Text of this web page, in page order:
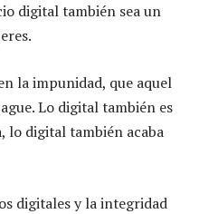
digital también sea un
la impunidad, que aquel
Lo digital también es
lo digital también acaba
digitales y la integridad